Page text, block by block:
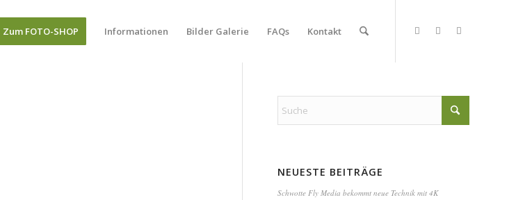
Zum FOTO-SHOP Informationen Bilder Galerie FAQs Kontakt
NEUESTE BEITRÄGE
Schwotte Fly Media bekommt neue Technik mit 4K